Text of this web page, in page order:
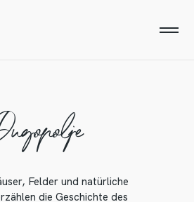
Felder und natürliche
die Geschichte des